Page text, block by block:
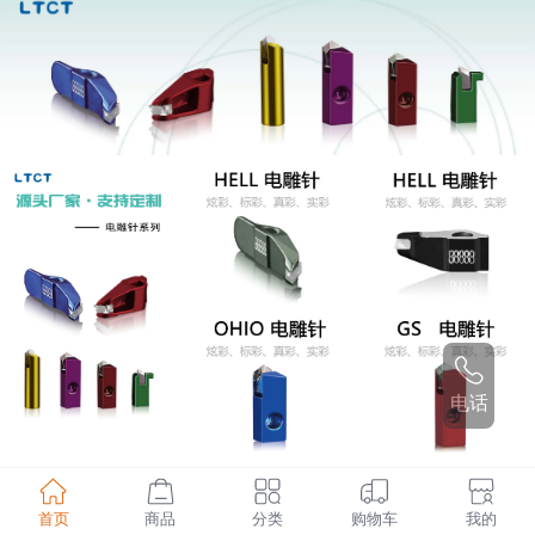
电话
首页 商品 分类 购物车 我的